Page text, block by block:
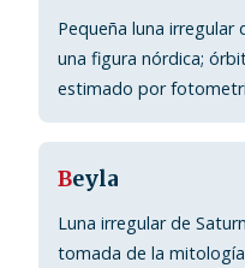
Pequeña luna
una figura nórdica;
estimado por
Beyla
Luna irregular de
tomada de la